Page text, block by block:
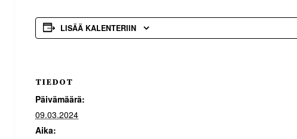
LISÄÄ KALENTERIIN
TIEDOT
Päivämäärä:
09.03.2024
Aika: